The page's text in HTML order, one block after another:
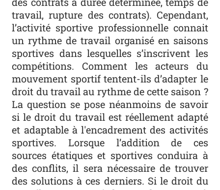
travail, rupture des contrats). Cependant,
l’activité sportive professionnelle connait
un rythme de travail organisé en saisons
sportives dans lesquelles s’inscrivent les
compétitions. Comment les acteurs du
mouvement sportif tentent-ils d’adapter le
droit du travail au rythme de cette saison ?
La question se pose néanmoins de savoir
si le droit du travail est réellement adapté
et adaptable à l'encadrement des activités
sportives. Lorsque l’addition de ces
sources étatiques et sportives conduira à
des conflits, il sera nécessaire de trouver
des solutions à ces derniers. Si le droit du